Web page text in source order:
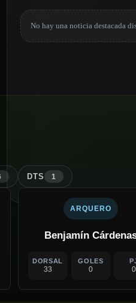
No hay una noticia destacada
DTS 1
ARQUERO
Benjamín
DORSAL
33
GOLES
0 0